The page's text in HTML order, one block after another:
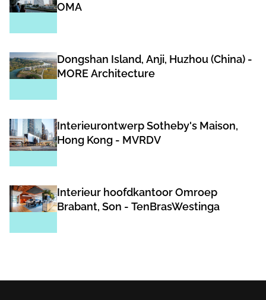
OMA
Dongshan Island, Anji, Huzhou (China) -
MORE Architecture
Interieurontwerp Sotheby's Maison,
Hong Kong - MVRDV
Interieur hoofdkantoor Omroep
Brabant, Son - TenBrasWestinga